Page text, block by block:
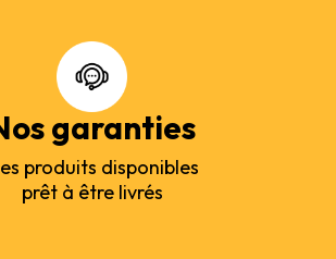
garanties
produits disponibles
prêt à être livrés